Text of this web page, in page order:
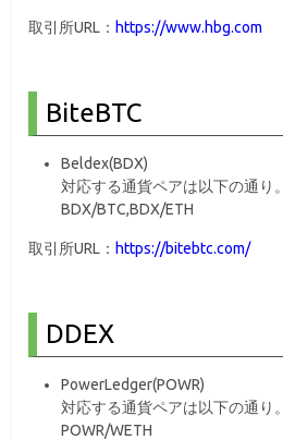
取引所URL： https://www.hbg.com
BiteBTC
Beldex(BDX)
対応する通貨ペアは以下の通り。
BDX/BTC,BDX/ETH
取引所URL： https://bitebtc.com/
DDEX
PowerLedger(POWR)
対応する通貨ペアは以下の通り。
POWR/WETH